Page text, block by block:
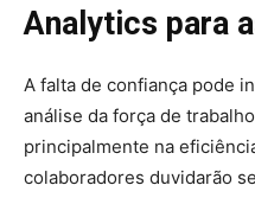
Analytics para
A falta de confiança pode
análise da força de
principalmente na
colaboradores duvidarão